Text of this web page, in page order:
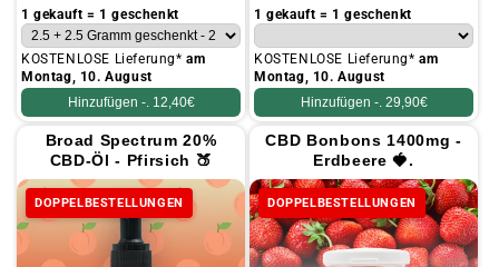
Preis
1 gekauft = 1 geschenkt
KOSTENLOSE Lieferung*am
Montag, 10. August
Hinzufügen -. 12,40€
Preis
1 gekauft = 1 geschenkt
KOSTENLOSE Lieferung*am
Montag, 10. August
Hinzufügen -. 29,90€
Broad Spectrum 20%
CBD-Öl - Pfirsich 🍑
DOPPELBESTELLUNGEN
CBD Bonbons 1400mg -
Erdbeere 🍓.
DOPPELBESTELLUNGEN